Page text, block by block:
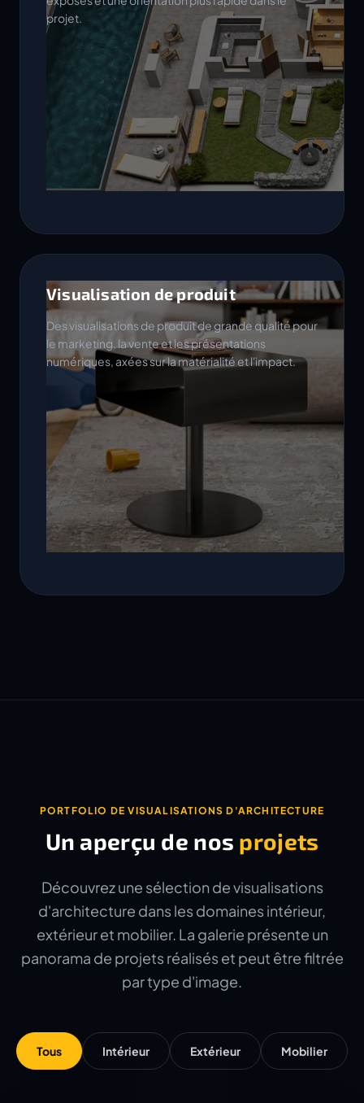
projet.
Visualisation de produit
Des visualisations de produit de grande qualité pour
le marketing, la vente et les présentations
numériques, axées sur la matérialité et l'impact.
PORTFOLIO DE VISUALISATIONS D'ARCHITECTURE
Un aperçu de nos projets
Découvrez une sélection de visualisations
d'architecture dans les domaines intérieur,
extérieur et mobilier. La galerie présente un
panorama de projets réalisés et peut être filtrée
par type d'image.
Tous Intérieur Extérieur Mobilier